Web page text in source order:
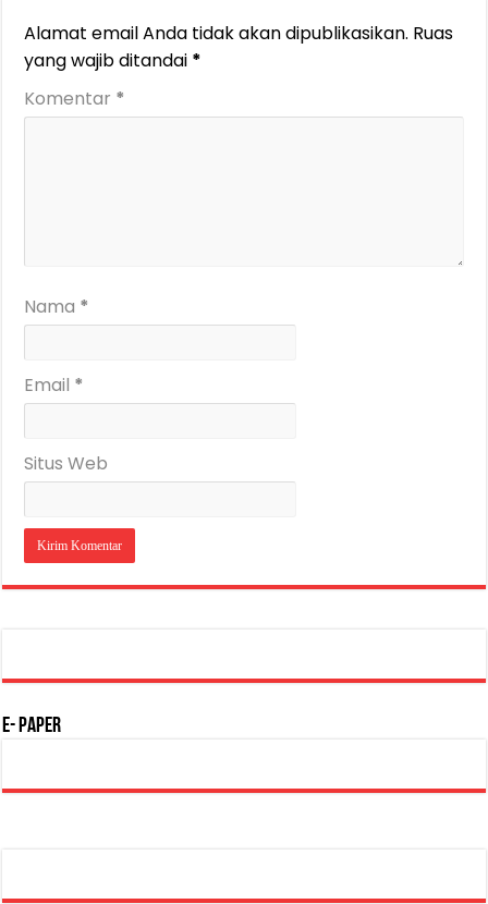
Alamat email Anda tidak akan dipublikasikan. Ruas
yang wajib ditandai *
Komentar *
Nama *
Email *
Situs Web
E- Paper